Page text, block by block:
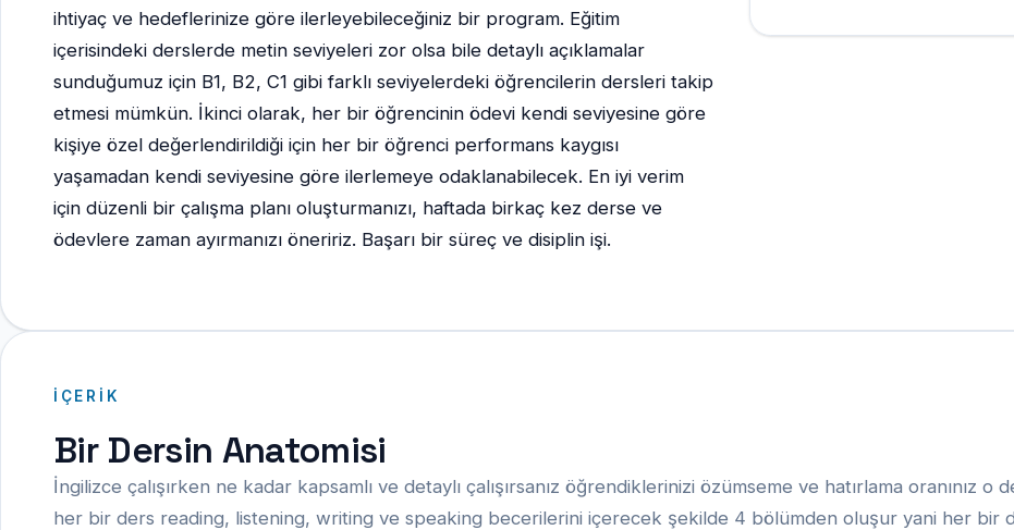
ihtiyaç ve hedeflerinize göre ilerleyebileceğiniz bir program. Eğitim
içerisindeki derslerde metin seviyeleri zor olsa bile detaylı açıklamalar
sunduğumuz için B1, B2, C1 gibi farklı seviyelerdeki öğrencilerin dersleri takip
etmesi mümkün. İkinci olarak, her bir öğrencinin ödevi kendi seviyesine göre
kişiye özel değerlendirildiği için her bir öğrenci performans kaygısı
yaşamadan kendi seviyesine göre ilerlemeye odaklanabilecek. En iyi verim
için düzenli bir çalışma planı oluşturmanızı, haftada birkaç kez derse ve
ödevlere zaman ayırmanızı öneririz. Başarı bir süreç ve disiplin işi.
İÇERIK
Bir Dersin Anatomisi
İngilizce çalışırken ne kadar kapsamlı ve detaylı çalışırsanız öğrendiklerinizi özümseme ve hatırlama oranınız
her bir ders reading, listening, writing ve speaking becerilerini içerecek şekilde 4 bölümden oluşur yani her bir